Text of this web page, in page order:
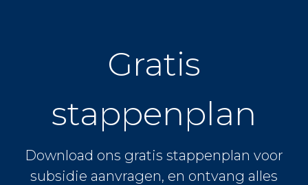
Gratis
stappenplan
Download ons gratis stappenplan voor
subsidie aanvragen, en ontvang alles